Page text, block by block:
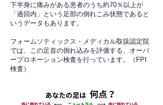
下半身に痛みがある患者のうち約70％以上が
「過回内」という足部の倒れこみ状態であると
いうデータもあります。
フォームソティックス・メディカル取扱認定院
では、この足首の倒れ込みを評価する、オーバ
ープロネーション検査を行っています。（FPI
検査）​